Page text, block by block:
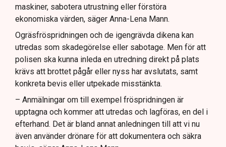
maskiner, sabotera utrustning eller förstöra
ekonomiska värden, säger Anna-Lena Mann.
Ogräsfröspridningen och de igengrävda dikena kan
utredas som skadegörelse eller sabotage. Men för att
polisen ska kunna inleda en utredning direkt på plats
krävs att brottet pågår eller nyss har avslutats, samt
konkreta bevis eller utpekade misstänkta.
– Anmälningar om till exempel fröspridningen är
upptagna och kommer att utredas och lagföras, en del i
efterhand. Det är bland annat anledningen till att vi nu
även använder drönare för att dokumentera och säkra